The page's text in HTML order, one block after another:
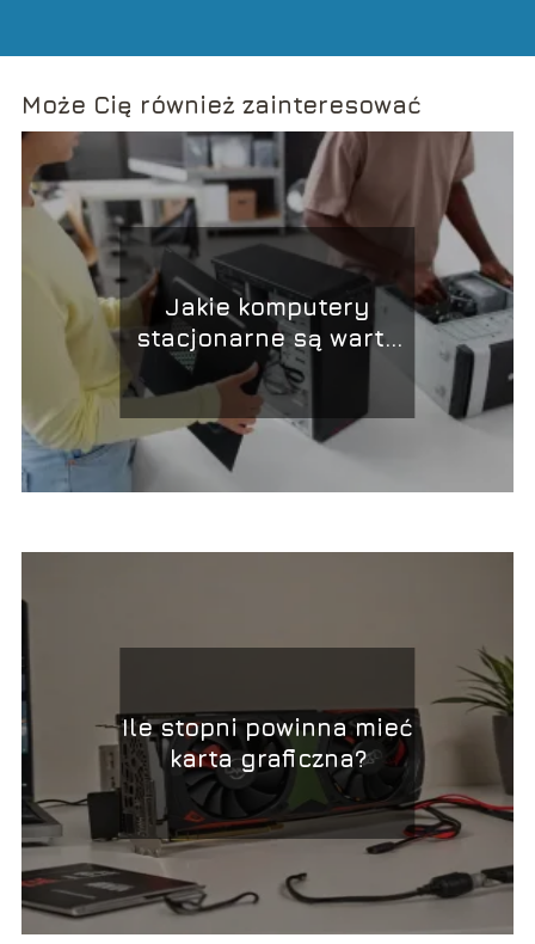
Może Cię również zainteresować
Jakie komputery
stacjonarne są warte
uwagi?
Ile stopni powinna mieć
karta graficzna?